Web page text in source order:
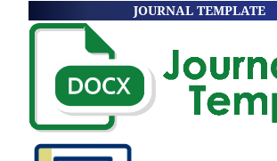
JOURNAL TEMPLATE